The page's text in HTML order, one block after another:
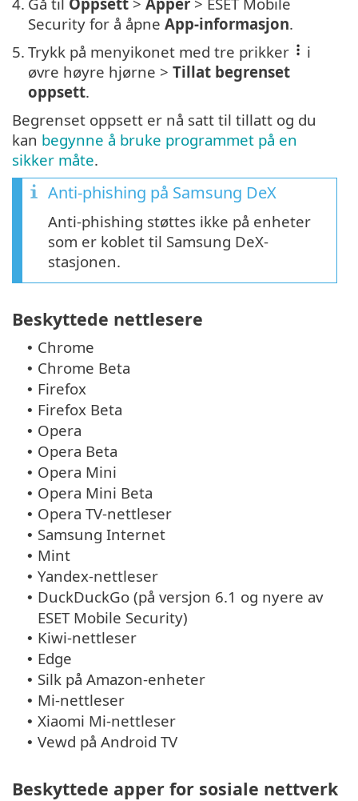
Security for å åpne App-informasjon.
5. Trykk på menyikonet med tre prikker
i
øvre høyre hjørne > Tillat begrenset
oppsett.
Begrenset oppsett er nå satt til tillatt og du
kan begynne å bruke programmet på en
sikker måte.
Anti-phishing på Samsung DeX
Anti-phishing støttes ikke på enheter
som er koblet til Samsung DeX-
stasjonen.
Beskyttede nettlesere
• Chrome
• Chrome Beta
• Firefox
• Firefox Beta
• Opera
• Opera Beta
• Opera Mini
• Opera Mini Beta
• Opera TV-nettleser
• Samsung Internet
• Mint
• Yandex-nettleser
• DuckDuckGo (på versjon 6.1 og nyere av
ESET Mobile Security)
• Kiwi-nettleser
• Edge
• Silk på Amazon-enheter
• Mi-nettleser
• Xiaomi Mi-nettleser
• Vewd på Android TV
Beskyttede apper for sosiale nettverk